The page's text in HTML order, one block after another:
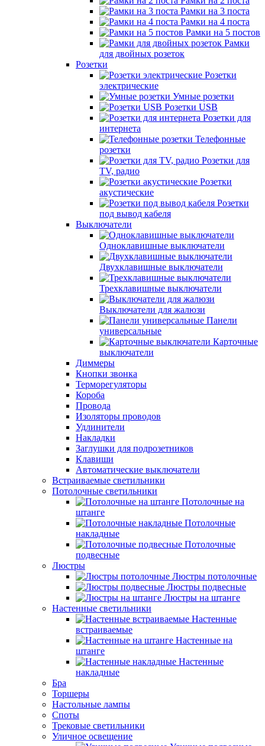
Рамки на 3 поста
Рамки на 4 поста
Рамки на 5 постов
Рамки
для двойных розеток
Розетки
Розетки
электрические
Умные розетки
Розетки USB
Розетки для
интернета
Телефонные
розетки
Розетки для
TV, радио
Розетки
акустические
Розетки
под вывод кабеля
Выключатели
Одноклавишные выключатели
Двухклавишные выключатели
Трехклавишные выключатели
Выключатели для жалюзи
Панели
универсальные
Карточные
выключатели
Диммеры
Кнопки звонка
Терморегуляторы
Короба
Провода
Изоляторы проводов
Удлинители
Накладки
Заглушки для подрозетников
Клавиши
Автоматические выключатели
Встраиваемые светильники
Потолочные светильники
Потолочные на
штанге
Потолочные
накладные
Потолочные
подвесные
Люстры
Люстры потолочные
Люстры подвесные
Люстры на штанге
Настенные светильники
Настенные
встраиваемые
Настенные на
штанге
Настенные
накладные
Бра
Торшеры
Настольные лампы
Споты
Трековые светильники
Уличное освещение